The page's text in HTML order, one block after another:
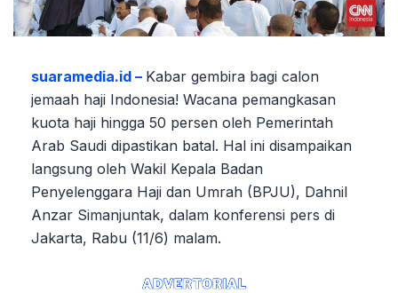
suaramedia.id – Kabar gembira bagi calon
jemaah haji Indonesia! Wacana pemangkasan
kuota haji hingga 50 persen oleh Pemerintah
Arab Saudi dipastikan batal. Hal ini disampaikan
langsung oleh Wakil Kepala Badan
Penyelenggara Haji dan Umrah (BPJU), Dahnil
Anzar Simanjuntak, dalam konferensi pers di
Jakarta, Rabu (11/6) malam.